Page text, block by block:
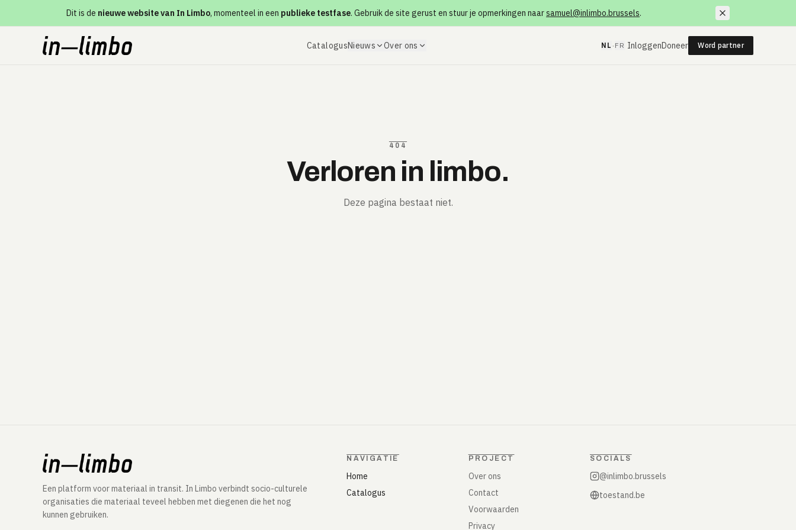
Dit is de nieuwe website van In Limbo, momenteel in een publieke testfase. Gebruik de site gerust en stuur je opmerkingen naarsamuel@inlimbo.brussels.
CatalogusNieuws Over ons NL · FR InloggenDoneer Word partner
404
Verloren in limbo.
Deze pagina bestaat niet.
Een platform voor materiaal in transit. In Limbo verbindt socio-culturele
organisaties die materiaal teveel hebben met diegenen die het nog
kunnen gebruiken.
NAVIGATIE
Home
Catalogus
PROJECT
Over ons
Contact
Voorwaarden
Privacy
SOCIALS
@inlimbo.brussels
toestand.be